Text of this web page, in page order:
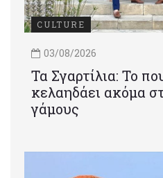
CULTURE
03/08/2026
Τα Σγαρτίλια: Το
κελαηδάει ακόμα
γάμους